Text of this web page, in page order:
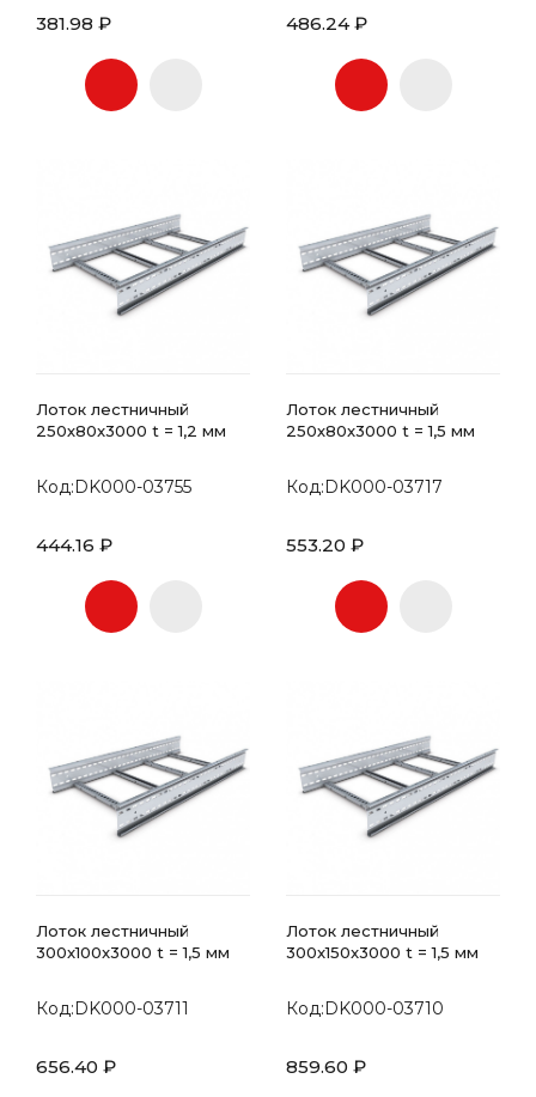
381.98 ₽ 486.24 ₽
Лоток лестничный
250х80x3000 t = 1,2 мм
Код:DK000-03755
444.16 ₽
Лоток лестничный
250х80x3000 t = 1,5 мм
Код:DK000-03717
553.20 ₽
Лоток лестничный
300x100x3000 t = 1,5 мм
Код:DK000-03711
656.40 ₽
Лоток лестничный
300x150x3000 t = 1,5 мм
Код:DK000-03710
859.60 ₽